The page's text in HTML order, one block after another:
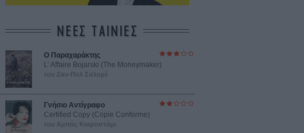
ΝΕΕΣ ΤΑΙΝΙΕΣ
Ο Παραχαράκτης
L’ Affaire Bojarski (The Moneymaker)
του Ζαν-Πολ Σαλομέ
Γνήσιο Αντίγραφο
Certified Copy (Copie Conforme)
του Αμπάς Κιαροστάμι